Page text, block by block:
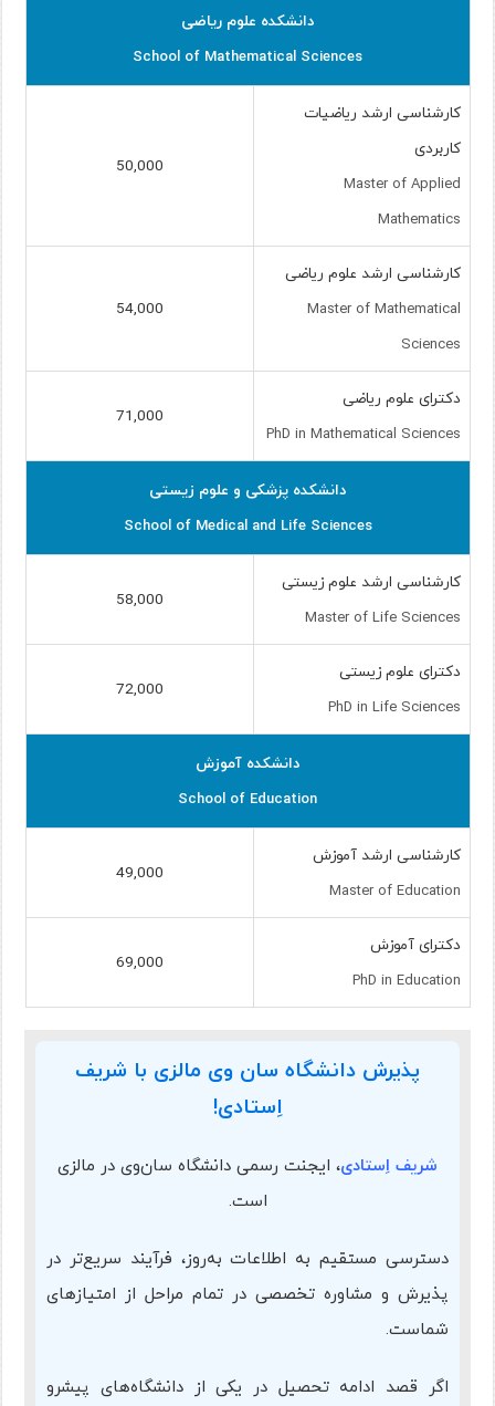
دانشکده علوم ریاضی
School of Mathematical Sciences
کارشناسی ارشد ریاضیات
کاربردی
Master of Applied
Mathematics
50,000
کارشناسی ارشد علوم ریاضی
Master of Mathematical
Sciences
54,000
دکترای علوم ریاضی
PhD in Mathematical Sciences
71,000
دانشکده پزشکی و علوم زیستی
School of Medical and Life Sciences
کارشناسی ارشد علوم زیستی
Master of Life Sciences
58,000
دکترای علوم زیستی
PhD in Life Sciences
72,000
دانشکده آموزش
School of Education
کارشناسی ارشد آموزش
Master of Education
49,000
دکترای آموزش
PhD in Education
69,000
پذیرش دانشگاه سان وی مالزی با شریف
اِستادی!
شریف اِستادی، ایجنت رسمی دانشگاه سان‌وی در مالزی
است.
دسترسی مستقیم به اطلاعات به‌روز، فرآیند سریع‌تر در
پذیرش و مشاوره تخصصی در تمام مراحل از امتیازهای
شماست.
اگر قصد ادامه تحصیل در یکی از دانشگاه‌های پیشرو